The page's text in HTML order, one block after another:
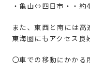
・亀山⇔四日市・・約
また、東西と南には高
東海圏にもアクセス良
〇車での移動にかかる